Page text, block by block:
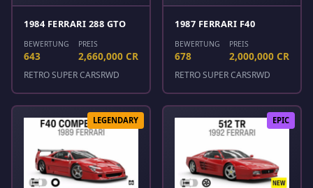
1984 FERRARI 288 GTO
BEWERTUNG
643
PREIS
2,660,000 CR
RETRO SUPER CARSRWD
1987 FERRARI F40
BEWERTUNG
678
PREIS
2,000,000 CR
RETRO SUPER CARSRWD
LEGENDARY EPIC